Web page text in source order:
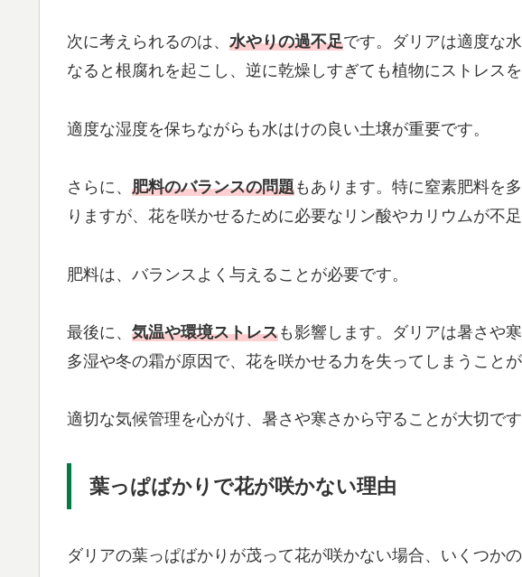
次に考えられるのは、 水やりの過不足です。ダリアは適度な
なると根腐れを起こし、逆に乾燥しすぎても植物にストレスを
適度な湿度を保ちながらも水はけの良い土壌が重要です。
さらに、 肥料のバランスの問題もあります。特に窒素肥料を
りますが、花を咲かせるために必要なリン酸やカリウムが不
肥料は、バランスよく与えることが必要です。
最後に、 気温や環境ストレスも影響します。ダリアは暑さや
多湿や冬の霜が原因で、花を咲かせる力を失ってしまうことが
適切な気候管理を心がけ、暑さや寒さから守ることが大切です
葉っぱばかりで花が咲かない理由
ダリアの葉っぱばかりが茂って花が咲かない場合、いくつか